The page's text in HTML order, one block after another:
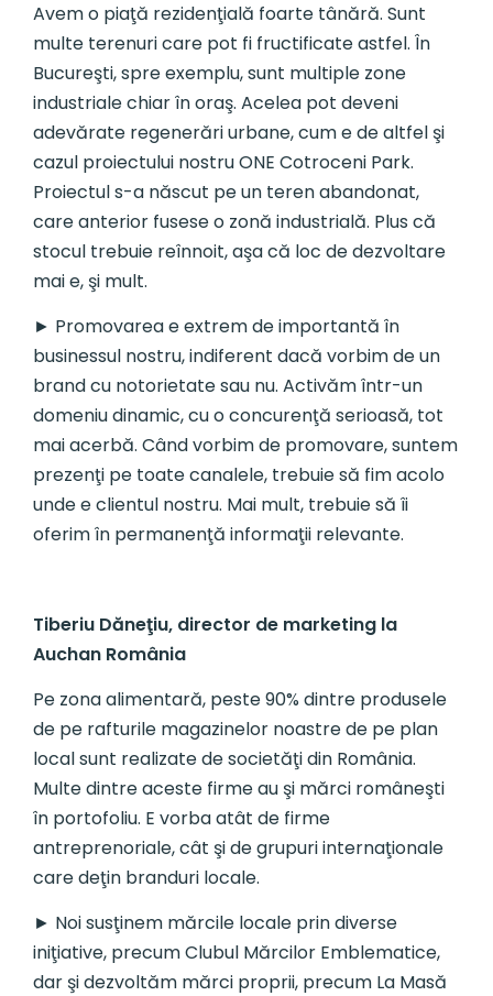
Avem o piaţă rezidenţială foarte tânără. Sunt
multe terenuri care pot fi fructificate astfel. În
Bucureşti, spre exemplu, sunt multiple zone
industriale chiar în oraş. Acelea pot deveni
adevărate regenerări urbane, cum e de altfel şi
cazul proiectului nostru ONE Cotroceni Park.
Proiectul s-a născut pe un teren abandonat,
care anterior fusese o zonă industrială. Plus că
stocul trebuie reînnoit, aşa că loc de dezvoltare
mai e, şi mult.
► Promovarea e extrem de importantă în
businessul nostru, indiferent dacă vorbim de un
brand cu notorietate sau nu. Activăm într-un
domeniu dinamic, cu o concurenţă serioasă, tot
mai acerbă. Când vorbim de promovare, suntem
prezenţi pe toate canalele, trebuie să fim acolo
unde e clientul nostru. Mai mult, trebuie să îi
oferim în permanenţă informaţii relevante.
Tiberiu Dăneţiu, director de marketing la
Auchan România
Pe zona alimentară, peste 90% dintre produsele
de pe rafturile magazinelor noastre de pe plan
local sunt realizate de societăţi din România.
Multe dintre aceste firme au şi mărci româneşti
în portofoliu. E vorba atât de firme
antreprenoriale, cât şi de grupuri internaţionale
care deţin branduri locale.
► Noi susţinem mărcile locale prin diverse
iniţiative, precum Clubul Mărcilor Emblematice,
dar şi dezvoltăm mărci proprii, precum La Masă